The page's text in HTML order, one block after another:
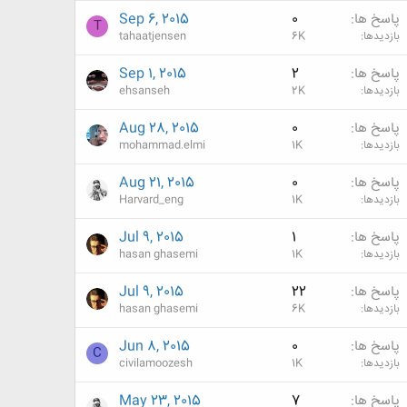
پاسخ ها 0
بازدیدها 6K
Sep 6, 2015
tahaatjensen
T
پاسخ ها 2
بازدیدها 2K
Sep 1, 2015
ehsanseh
پاسخ ها 0
بازدیدها 1K
Aug 28, 2015
mohammad.elmi
پاسخ ها 0
بازدیدها 1K
Aug 21, 2015
Harvard_eng
پاسخ ها 1
بازدیدها 1K
Jul 9, 2015
hasan ghasemi
پاسخ ها 22
بازدیدها 6K
Jul 9, 2015
hasan ghasemi
پاسخ ها 0
بازدیدها 1K
Jun 8, 2015
civilamoozesh
C
پاسخ ها 7
May 23, 2015